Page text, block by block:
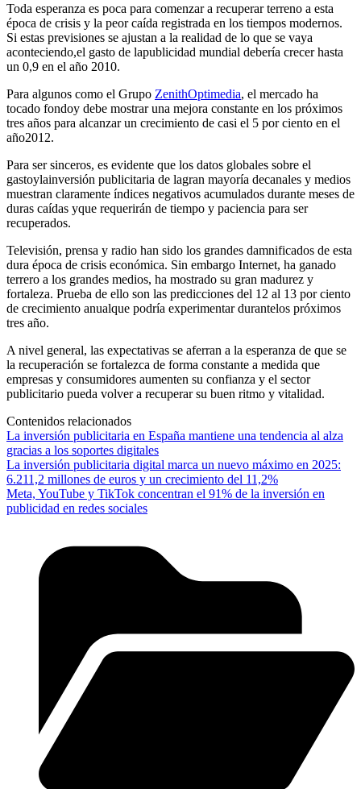
Toda esperanza es poca para comenzar a recuperar terreno a esta
época de crisis y la peor caída registrada en los tiempos modernos.
Si estas previsiones se ajustan a la realidad de lo que se vaya
aconteciendo,el gasto de lapublicidad mundial debería crecer hasta
un 0,9 en el año 2010.
Para algunos como el Grupo ZenithOptimedia, el mercado ha
tocado fondoy debe mostrar una mejora constante en los próximos
tres años para alcanzar un crecimiento de casi el 5 por ciento en el
año2012.
Para ser sinceros, es evidente que los datos globales sobre el
gastoylainversión publicitaria de lagran mayoría decanales y medios
muestran claramente índices negativos acumulados durante meses de
duras caídas yque requerirán de tiempo y paciencia para ser
recuperados.
Televisión, prensa y radio han sido los grandes damnificados de esta
dura época de crisis económica. Sin embargo Internet, ha ganado
terrero a los grandes medios, ha mostrado su gran madurez y
fortaleza. Prueba de ello son las predicciones del 12 al 13 por ciento
de crecimiento anualque podría experimentar durantelos próximos
tres año.
A nivel general, las expectativas se aferran a la esperanza de que se
la recuperación se fortalezca de forma constante a medida que
empresas y consumidores aumenten su confianza y el sector
publicitario pueda volver a recuperar su buen ritmo y vitalidad.
Contenidos relacionados
La inversión publicitaria en España mantiene una tendencia al alza
gracias a los soportes digitales
La inversión publicitaria digital marca un nuevo máximo en 2025:
6.211,2 millones de euros y un crecimiento del 11,2%
Meta, YouTube y TikTok concentran el 91% de la inversión en
publicidad en redes sociales